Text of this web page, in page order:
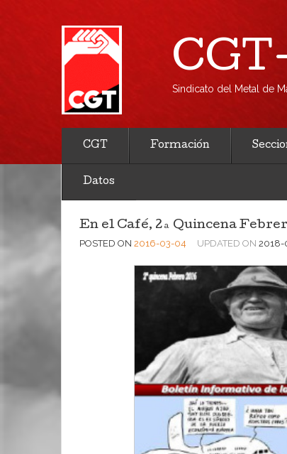
Sindicato del Metal de
CGT Formación
Datos
En el Café, 2ª Quincena
POSTED ON 2016-03-04 UPDATED ON 2018-